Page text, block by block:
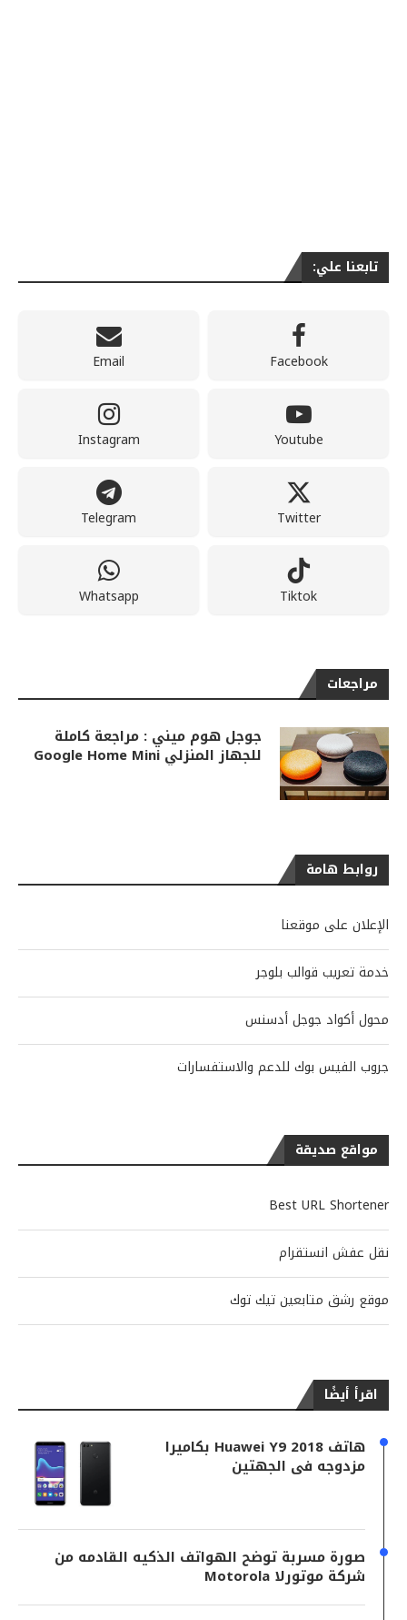
تابعنا علي:
Facebook
Email
Youtube
Instagram
Twitter
Telegram
Tiktok
Whatsapp
مراجعات
جوجل هوم ميني : مراجعة كاملة
للجهاز المنزلي Google Home Mini
روابط هامة
الإعلان على موقعنا
خدمة تعريب قوالب بلوجر
محول أكواد جوجل أدسنس
جروب الفيس بوك للدعم والاستفسارات
مواقع صديقة
Best URL Shortener
نقل عفش انستقرام
موقع رشق متابعين تيك توك
اقرأ أيضًا
هاتف Huawei Y9 2018 بكاميرا
مزدوجه فى الجهتين
صورة مسربة توضح الهواتف الذكيه القادمه من
شركة موتورلا Motorola